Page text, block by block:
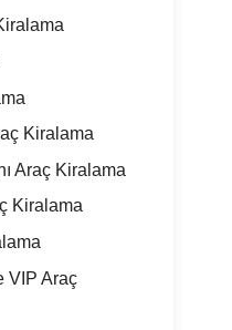
Kiralama
Araç Kiralama
Kiralama
VIP Araç